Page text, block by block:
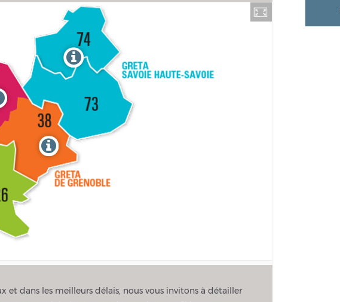
et dans les meilleurs délais, nous vous invitons à détailler